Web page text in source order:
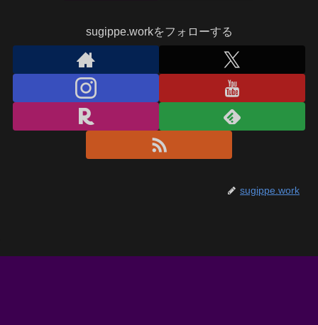
sugippe.workをフォローする
sugippe.work